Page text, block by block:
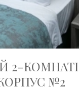
2-
№2